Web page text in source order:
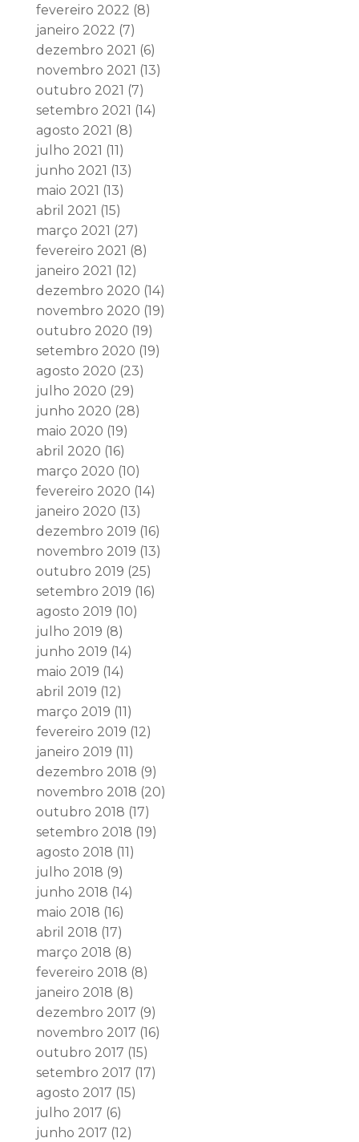
fevereiro 2022 (8)
janeiro 2022 (7)
dezembro 2021 (6)
novembro 2021 (13)
outubro 2021 (7)
setembro 2021 (14)
agosto 2021 (8)
julho 2021 (11)
junho 2021 (13)
maio 2021 (13)
abril 2021 (15)
março 2021 (27)
fevereiro 2021 (8)
janeiro 2021 (12)
dezembro 2020 (14)
novembro 2020 (19)
outubro 2020 (19)
setembro 2020 (19)
agosto 2020 (23)
julho 2020 (29)
junho 2020 (28)
maio 2020 (19)
abril 2020 (16)
março 2020 (10)
fevereiro 2020 (14)
janeiro 2020 (13)
dezembro 2019 (16)
novembro 2019 (13)
outubro 2019 (25)
setembro 2019 (16)
agosto 2019 (10)
julho 2019 (8)
junho 2019 (14)
maio 2019 (14)
abril 2019 (12)
março 2019 (11)
fevereiro 2019 (12)
janeiro 2019 (11)
dezembro 2018 (9)
novembro 2018 (20)
outubro 2018 (17)
setembro 2018 (19)
agosto 2018 (11)
julho 2018 (9)
junho 2018 (14)
maio 2018 (16)
abril 2018 (17)
março 2018 (8)
fevereiro 2018 (8)
janeiro 2018 (8)
dezembro 2017 (9)
novembro 2017 (16)
outubro 2017 (15)
setembro 2017 (17)
agosto 2017 (15)
julho 2017 (6)
junho 2017 (12)